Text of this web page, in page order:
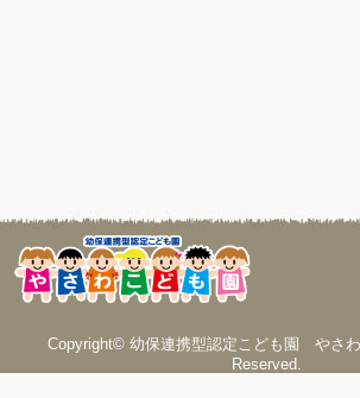
Copyright© 幼保連携型認定こども園 やさ
Reserved.